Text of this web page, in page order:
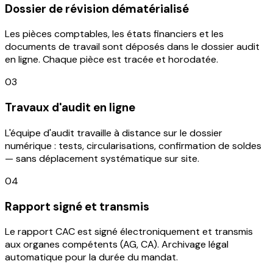
Dossier de révision dématérialisé
Les pièces comptables, les états financiers et les
documents de travail sont déposés dans le dossier audit
en ligne. Chaque pièce est tracée et horodatée.
03
Travaux d'audit en ligne
L'équipe d'audit travaille à distance sur le dossier
numérique : tests, circularisations, confirmation de soldes
— sans déplacement systématique sur site.
04
Rapport signé et transmis
Le rapport CAC est signé électroniquement et transmis
aux organes compétents (AG, CA). Archivage légal
automatique pour la durée du mandat.